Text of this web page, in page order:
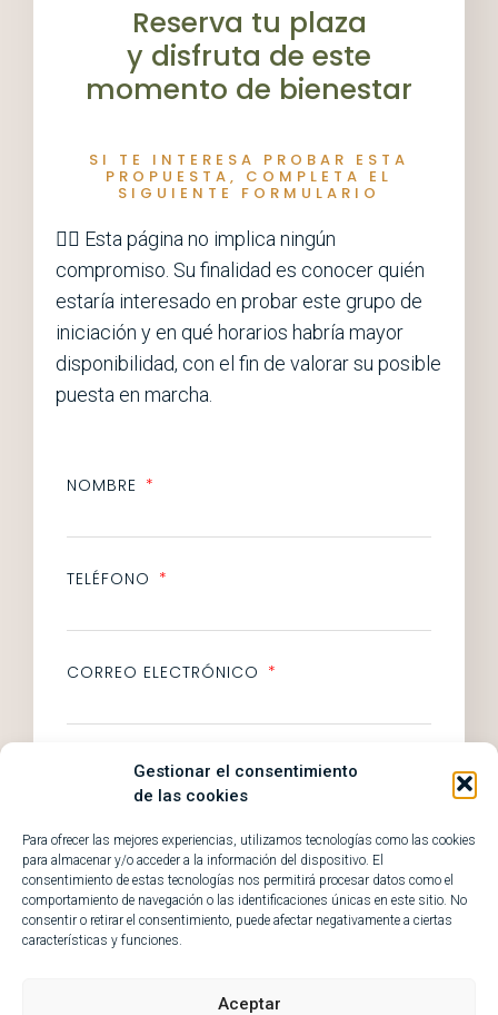
Gestionar el consentimiento
de las cookies
Para ofrecer las mejores experiencias, utilizamos tecnologías como las cookies
para almacenar y/o acceder a la información del dispositivo. El
consentimiento de estas tecnologías nos permitirá procesar datos como el
comportamiento de navegación o las identificaciones únicas en este sitio. No
consentir o retirar el consentimiento, puede afectar negativamente a ciertas
características y funciones.
Aceptar
Reserva tu plaza
y disfruta de este
momento de bienestar
SI TE INTERESA PROBAR ESTA
PROPUESTA, COMPLETA EL
SIGUIENTE FORMULARIO
👉🏼 Esta página no implica ningún
compromiso. Su finalidad es conocer quién
estaría interesado en probar este grupo de
iniciación y en qué horarios habría mayor
disponibilidad, con el fin de valorar su posible
puesta en marcha.
NOMBRE
TELÉFONO
CORREO ELECTRÓNICO
PREFERENCIA DE HORARIO
PREFERENCIA DE DÍA